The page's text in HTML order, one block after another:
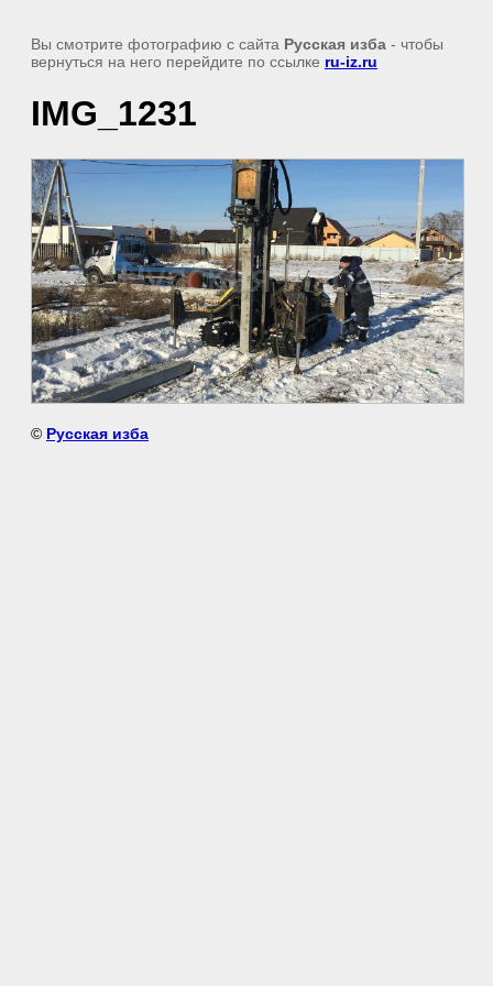
Вы смотрите фотографию с сайта Русская изба - чтобы
вернуться на него перейдите по ссылке ru-iz.ru
IMG_1231
© Русская изба